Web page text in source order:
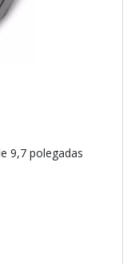
9,7 polegadas